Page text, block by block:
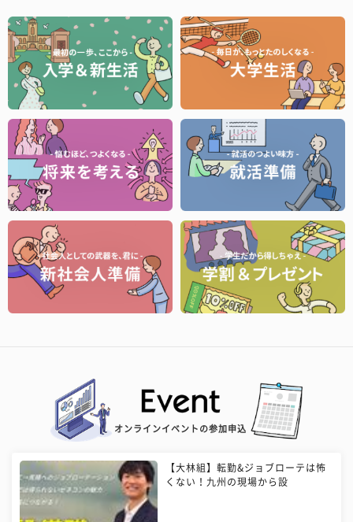
オンラインイベントの参加申込
【大林組】転勤&ジョブローテは怖
くない！九州の現場から設